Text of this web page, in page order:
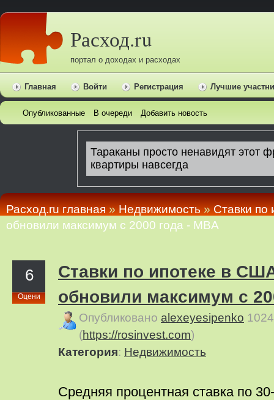
Расход.ru
портал о доходах и расходах
Главная Войти Регистрация Лучшие
Опубликованные В очереди Добавить новость
Расход.ru главная»Недвижимость»Ставки по
обновили максимум с 2000 года - MBA
6
Оцени
Ставки по ипотеке в
обновили максимум с
Опубликовано alexeyesipenko
(https://rosinvest.com)
Категория: Недвижимость
Средняя процентная ставка по